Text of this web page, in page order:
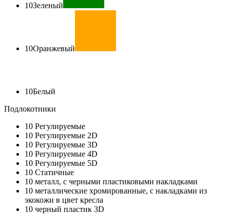
10Зеленый
10Оранжевый
10Белый
Подлокотники
10 Регулируемые
10 Регулируемые 2D
10 Регулируемые 3D
10 Регулируемые 4D
10 Регулируемые 5D
10 Статичные
10 металл, с черными пластиковыми накладками
10 металлические хромированные, с накладками из
экокожи в цвет кресла
10 черный пластик 3D